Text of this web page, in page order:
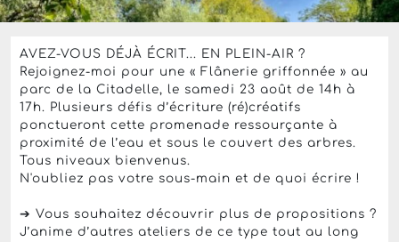
30 Euros
AVEZ-VOUS DÉJÀ ÉCRIT... EN PLEIN-AIR ?
Rejoignez-moi pour une « Flânerie griffonnée » au
parc de la Citadelle, le samedi 23 août de 14h à
17h. Plusieurs défis d’écriture (ré)créatifs
ponctueront cette promenade ressourçante à
proximité de l’eau et sous le couvert des arbres.
Tous niveaux bienvenus.
N'oubliez pas votre sous-main et de quoi écrire !
➔ Vous souhaitez découvrir plus de propositions ?
J’anime d’autres ateliers de ce type tout au long